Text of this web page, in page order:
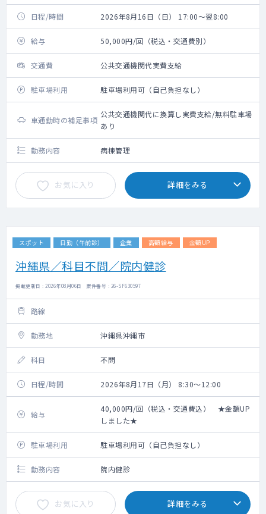
日程/時間 2026年8月16日（日） 17:00～翌8:00
給与 50,000円/回（税込・交通費別）
交通費 公共交通機関代実費支給
駐車場利用 駐車場利用可（自己負担なし）
車通勤時の補足事項
公共交通機関代に換算し実費支給/無料駐車場
あり
勤務内容 病棟管理
お気に入り 詳細をみる
スポット 日勤（午前診） 企業 高額給与 金額UP
沖縄県／科目不問／院内健診
掲載更新日 : 2026年08月06日 案件番号 : 26-SF630597
路線
勤務地 沖縄県沖縄市
科目 不問
日程/時間 2026年8月17日（月） 8:30～12:00
給与
40,000円/回（税込・交通費込） ★金額UP
しました★
駐車場利用 駐車場利用可（自己負担なし）
勤務内容 院内健診
お気に入り 詳細をみる